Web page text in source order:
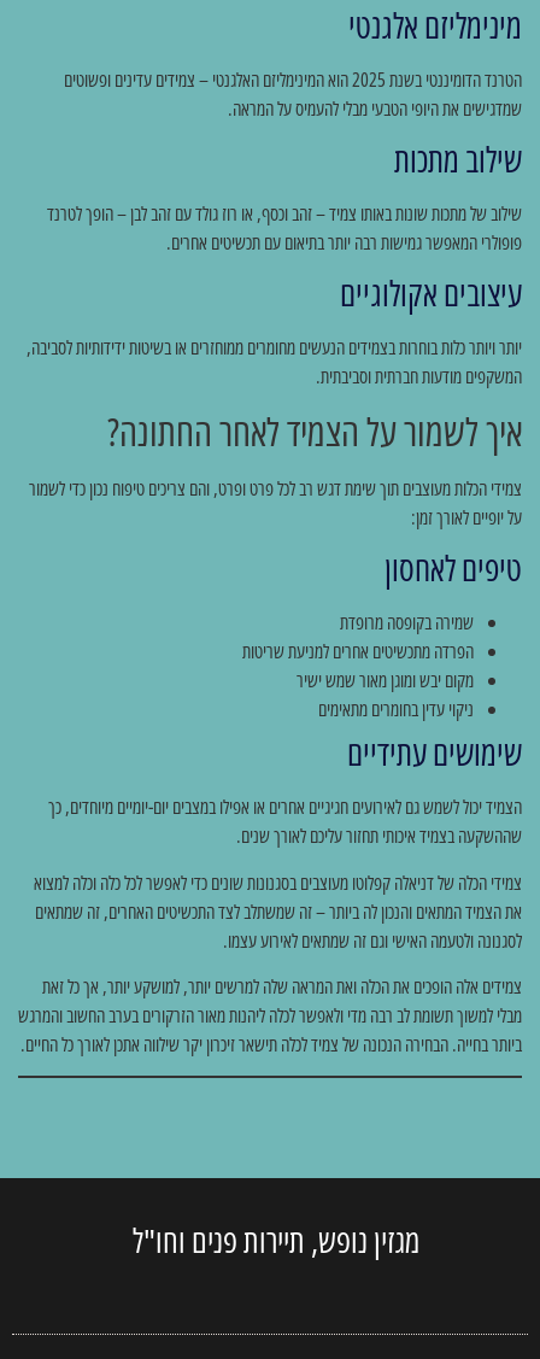
מינימליזם אלגנטי
הטרנד הדומיננטי בשנת 2025 הוא המינימליזם האלגנטי – צמידים עדינים ופשוטים
שמדגישים את היופי הטבעי מבלי להעמיס על המראה.
שילוב מתכות
שילוב של מתכות שונות באותו צמיד – זהב וכסף, או רוז גולד עם זהב לבן – הופך לטרנד
פופולרי המאפשר גמישות רבה יותר בתיאום עם תכשיטים אחרים.
עיצובים אקולוגיים
יותר ויותר כלות בוחרות בצמידים הנעשים מחומרים ממוחזרים או בשיטות ידידותיות לסביבה,
המשקפים מודעות חברתית וסביבתית.
איך לשמור על הצמיד לאחר החתונה?
צמידי הכלות מעוצבים תוך שימת דגש רב לכל פרט ופרט, והם צריכים טיפוח נכון כדי לשמור
על יופיים לאורך זמן:
טיפים לאחסון
שמירה בקופסה מרופדת
הפרדה מתכשיטים אחרים למניעת שריטות
מקום יבש ומוגן מאור שמש ישיר
ניקוי עדין בחומרים מתאימים
שימושים עתידיים
הצמיד יכול לשמש גם לאירועים חגיגיים אחרים או אפילו במצבים יום-יומיים מיוחדים, כך
שההשקעה בצמיד איכותי תחזור עליכם לאורך שנים.
צמידי הכלה של דניאלה קפלוטו מעוצבים בסגנונות שונים כדי לאפשר לכל כלה וכלה למצוא
את הצמיד המתאים והנכון לה ביותר – זה שמשתלב לצד התכשיטים האחרים, זה שמתאים
לסגנונה ולטעמה האישי וגם זה שמתאים לאירוע עצמו.
צמידים אלה הופכים את הכלה ואת המראה שלה למרשים יותר, למושקע יותר, אך כל זאת
מבלי למשוך תשומת לב רבה מדי ולאפשר לכלה ליהנות מאור הזרקורים בערב החשוב והמרגש
ביותר בחייה. הבחירה הנכונה של צמיד לכלה תישאר זיכרון יקר שילווה אתכן לאורך כל החיים.
מגזין נופש, תיירות פנים וחו"ל